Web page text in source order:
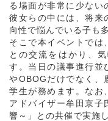
る場面が非常に少ない
彼女らの中には、将来
向性で悩んでいる子も
そこで本イベントでは
との交流をはかり、
す。当日の議事進行並
やOBOGだけでなく、
学生が務めます。なお
アドバイザー牟田京子
響～」との共催で実施し